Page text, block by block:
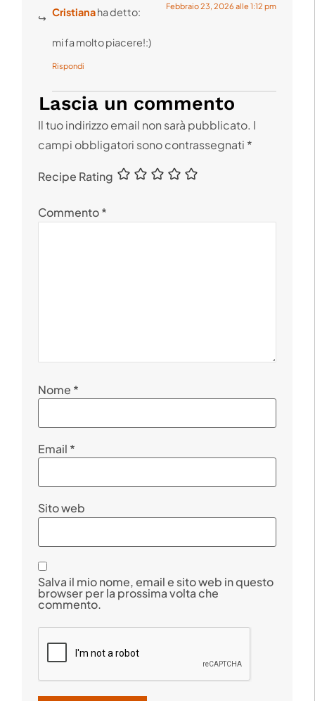
Cristianaha detto: Febbraio 23, 2026 alle 1:12 pm
mi fa molto piacere!:)
Rispondi
Lascia un commento
Il tuo indirizzo email non sarà pubblicato. I
campi obbligatori sono contrassegnati *
Recipe Rating
Commento*
Nome *
Email *
Sito web
Salva il mio nome, email e sito web in questo
browser per la prossima volta che
commento.